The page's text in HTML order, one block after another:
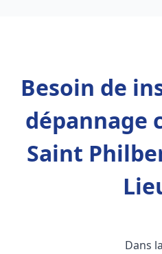
Besoin de
dépannage
Saint
Dans